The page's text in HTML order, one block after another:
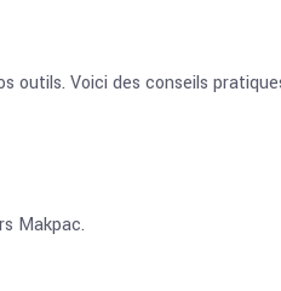
outils. Voici des conseils
Makpac.